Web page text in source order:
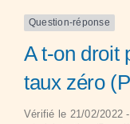
Question-réponse
A t-on droit
taux zéro
Vérifié le 21/02/2022